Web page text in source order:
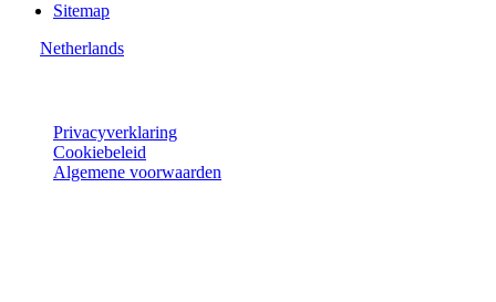
Sitemap
Netherlands
Privacyverklaring
Cookiebeleid
Algemene voorwaarden